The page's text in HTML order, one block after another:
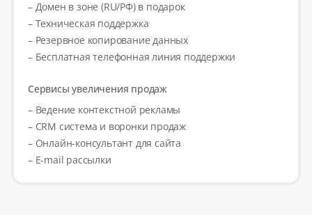
– Домен в зоне (RU/РФ) в подарок
– Техническая поддержка
– Резервное копирование данных
– Бесплатная телефонная линия поддержки
Сервисы увеличения продаж
– Ведение контекстной рекламы
– CRM система и воронки продаж
– Онлайн-консультант для сайта
– E-mail рассылки